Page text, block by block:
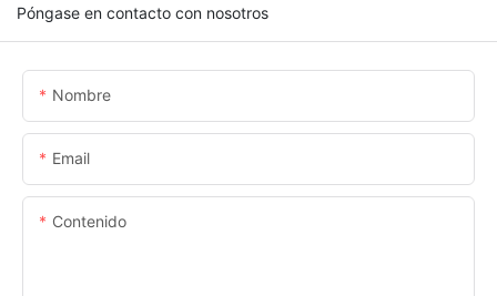
Póngase en contacto con nosotros
Nombre
Email
Contenido